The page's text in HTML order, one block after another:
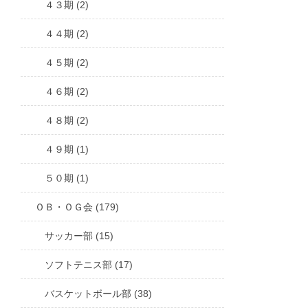
４３期 (2)
４４期 (2)
４５期 (2)
４６期 (2)
４８期 (2)
４９期 (1)
５０期 (1)
ＯＢ・ＯＧ会 (179)
サッカー部 (15)
ソフトテニス部 (17)
バスケットボール部 (38)